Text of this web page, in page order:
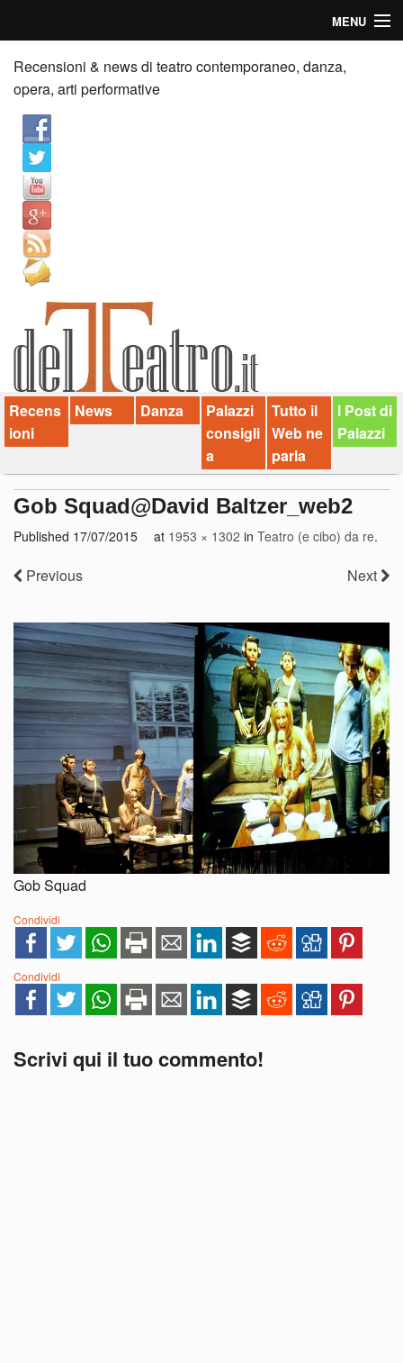
MENU
Home
Recensioni
Anticipazioni
News
Palazzi consiglia
Video
Chi siamo
Contatti
dT in English
Recensioni & news di teatro contemporaneo, danza,
opera, arti performative
Recens
ioni
News Danza
Palazzi
consigli
a
Tutto il
Web ne
parla
I Post di
Palazzi
Gob Squad@David Baltzer_web2
Published 17/07/2015 at 1953 × 1302 in Teatro (e cibo) da re.
Previous Next
Gob Squad
Condividi
Condividi
Scrivi qui il tuo commento!